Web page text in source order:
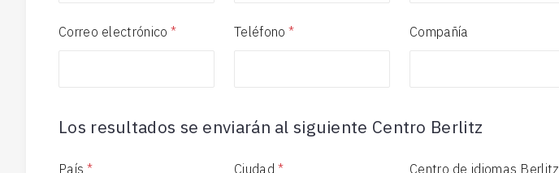
Correo electrónico * Teléfono * Compañía
Los resultados se enviarán al siguiente Centro Berlitz
País * Ciudad * Centro de idiomas Berlitz